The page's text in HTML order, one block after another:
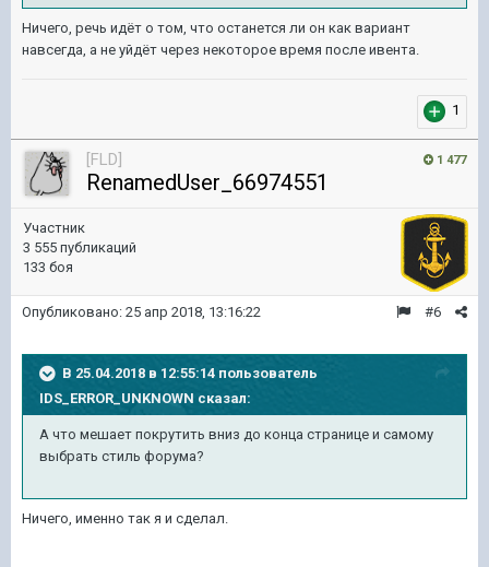
Ничего, речь идёт о том, что останется ли он как вариант
навсегда, а не уйдёт через некоторое время после ивента.
1
1 477
[FLD]
RenamedUser_66974551
Участник
3 555 публикаций
133 боя
#6
Опубликовано: 25 апр 2018, 13:16:22
В 25.04.2018 в 12:55:14 пользователь
IDS_ERROR_UNKNOWN сказал:
А что мешает покрутить вниз до конца странице и самому
выбрать стиль форума?
Ничего, именно так я и сделал.